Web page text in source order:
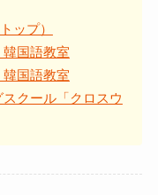
ップ）
国語教室
国語教室
クール「クロスウ